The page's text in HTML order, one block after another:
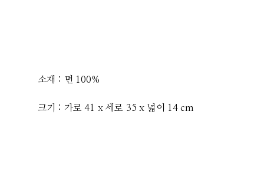
소재 : 면 100%
크기 : 가로 41 x 세로 35 x 넓이 14 cm